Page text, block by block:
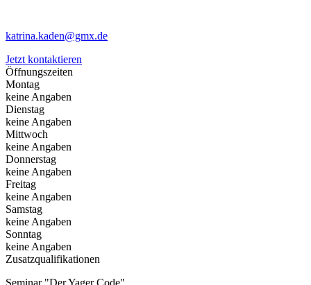
katrina.kaden@gmx.de
Jetzt kontaktieren
Öffnungszeiten
Montag
keine Angaben
Dienstag
keine Angaben
Mittwoch
keine Angaben
Donnerstag
keine Angaben
Freitag
keine Angaben
Samstag
keine Angaben
Sonntag
keine Angaben
Zusatz­qualifikationen